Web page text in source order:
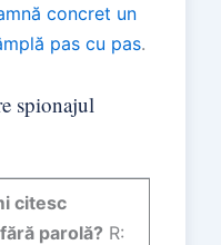
concret un
pas cu pas.
spionajul
citesc
parolă? R: